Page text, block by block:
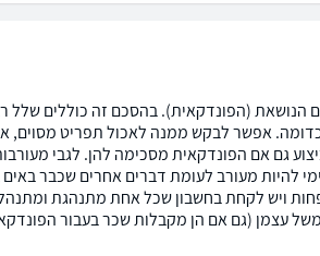
הנושאת (הפונדקאית). בהסכם זה כוללים שלל
אפשר לבקש ממנה לאכול תפריט מסוים,
גם אם הפונדקאית מסכימה להן. לגבי
להיות מעורב לעומת דברים אחרים שכבר
ויש לקחת בחשבון שכל אחת מתנהגת
משל עצמן (גם אם הן מקבלות שכר בעבור